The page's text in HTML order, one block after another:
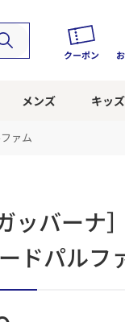
クーポン
メンズ キッズ
ァム
ッバーナ
ドパルフ